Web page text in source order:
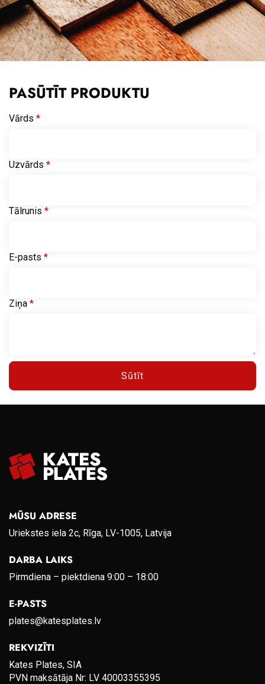
PASŪTĪT PRODUKTU
Vārds *
Uzvārds *
Tālrunis *
E-pasts *
Ziņa *
Sūtīt
MŪSU ADRESE
Uriekstes iela 2c, Rīga, LV-1005, Latvija
DARBA LAIKS
Pirmdiena – piektdiena 9:00 – 18:00
E-PASTS
plates@katesplates.lv
REKVIZĪTI
Kates Plates, SIA
PVN maksātāja Nr: LV 40003355395